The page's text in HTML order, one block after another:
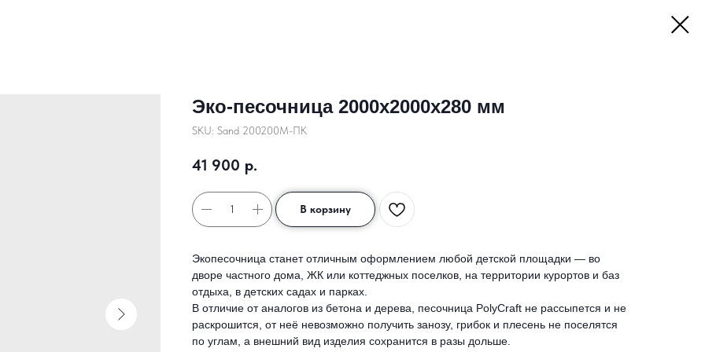
Эко-песочница 2000х2000х280 мм
SKU: Sand 200200M-ПК
41 900 р.
В корзину
Экопесочница станет отличным оформлением любой детской площадки — во
дворе частного дома, ЖК или коттеджных поселков, на территории курортов и баз
отдыха, в детских садах и парках.
В отличие от аналогов из бетона и дерева, песочница PolyCraft не рассыпется и не
раскрошится, от неё невозможно получить занозу, грибок и плесень не поселятся
по углам, а внешний вид изделия сохранится в разы дольше.